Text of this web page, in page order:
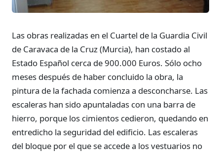
Las obras realizadas en el Cuartel de la Guardia Civil
de Caravaca de la Cruz (Murcia), han costado al
Estado Español cerca de 900.000 Euros. Sólo ocho
meses después de haber concluido la obra, la
pintura de la fachada comienza a desconcharse. Las
escaleras han sido apuntaladas con una barra de
hierro, porque los cimientos cedieron, quedando en
entredicho la seguridad del edificio. Las escaleras
del bloque por el que se accede a los vestuarios no